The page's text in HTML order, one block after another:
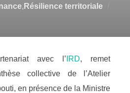
, Résilience territoriale
avec l’ IRD, remet
collective de l’Atelier
en présence de la Ministre